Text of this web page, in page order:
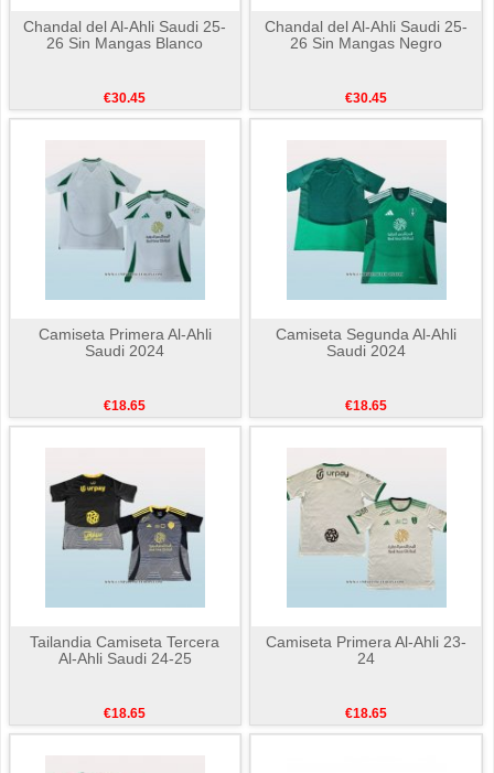
Chandal del Al-Ahli Saudi 25-
26 Sin Mangas Blanco
€30.45
Chandal del Al-Ahli Saudi 25-
26 Sin Mangas Negro
€30.45
Camiseta Primera Al-Ahli
Saudi 2024
€18.65
Camiseta Segunda Al-Ahli
Saudi 2024
€18.65
Tailandia Camiseta Tercera
Al-Ahli Saudi 24-25
€18.65
Camiseta Primera Al-Ahli 23-
24
€18.65